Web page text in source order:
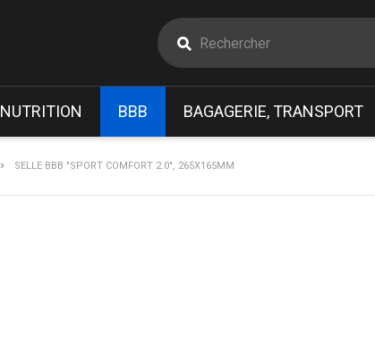
NUTRITION BBB BAGAGERIE, TRANSPORT
SELLE BBB "SPORT COMFORT 2.0", 265X165MM